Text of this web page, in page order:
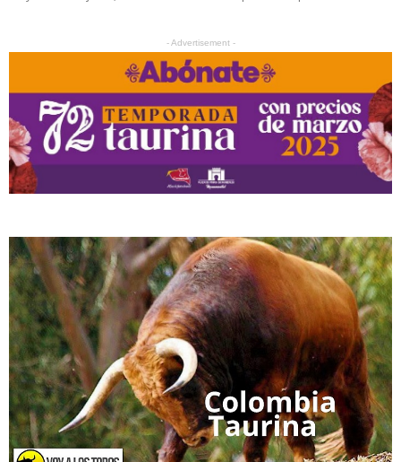
- Advertisement -